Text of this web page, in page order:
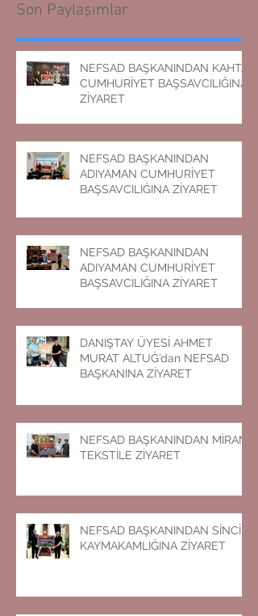
Son Paylaşımlar
NEFSAD BAŞKANINDAN KAHTA
CUMHURİYET BAŞSAVCILIĞINA
ZİYARET
NEFSAD BAŞKANINDAN
ADIYAMAN CUMHURİYET
BAŞSAVCILIĞINA ZİYARET
NEFSAD BAŞKANINDAN
ADIYAMAN CUMHURİYET
BAŞSAVCILIĞINA ZİYARET
DANIŞTAY ÜYESİ AHMET
MURAT ALTUĞ’dan NEFSAD
BAŞKANINA ZİYARET
NEFSAD BAŞKANINDAN MİRAN
TEKSTİLE ZİYARET
NEFSAD BAŞKANINDAN SİNCİK
KAYMAKAMLIĞINA ZİYARET